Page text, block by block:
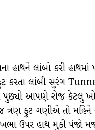
લાંબો કરી
કરતા લાંબી સુરંગ
આપણે રોજ કેટલુ
ત્રણ ફુટ ગણીએ તો
હાથ મુકી પંજો